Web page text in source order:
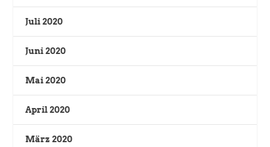
Juli 2020
Juni 2020
Mai 2020
April 2020
März 2020